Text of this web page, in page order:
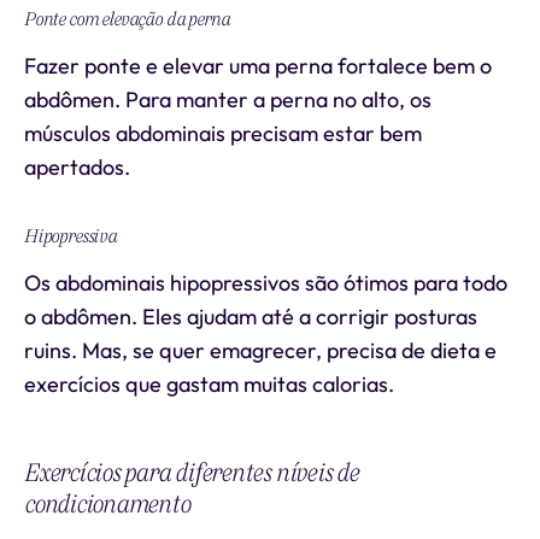
Ponte com elevação da perna
Fazer ponte e elevar uma perna fortalece bem o
abdômen. Para manter a perna no alto, os
músculos abdominais precisam estar bem
apertados.
Hipopressiva
Os abdominais hipopressivos são ótimos para todo
o abdômen. Eles ajudam até a corrigir posturas
ruins. Mas, se quer emagrecer, precisa de dieta e
exercícios que gastam muitas calorias.
Exercícios para diferentes níveis de
condicionamento